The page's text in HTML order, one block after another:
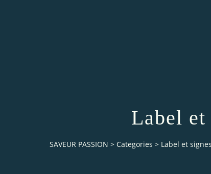
Label et
SAVEUR PASSION > Categories > Label et